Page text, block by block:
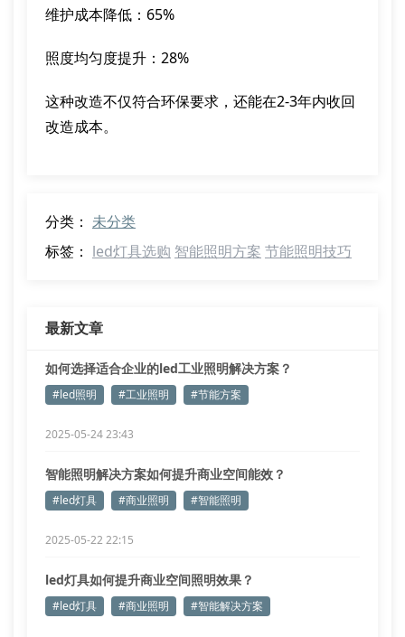
维护成本降低：65%
照度均匀度提升：28%
这种改造不仅符合环保要求，还能在2-3年内收回
改造成本。
分类： 未分类
标签： led灯具选购 智能照明方案 节能照明技巧
最新文章
如何选择适合企业的led工业照明解决方案？
#led照明 #工业照明 #节能方案
2025-05-24 23:43
智能照明解决方案如何提升商业空间能效？
#led灯具 #商业照明 #智能照明
2025-05-22 22:15
led灯具如何提升商业空间照明效果？
#led灯具 #商业照明 #智能解决方案